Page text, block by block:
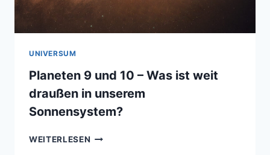
UNIVERSUM
Planeten 9 und 10 – Was ist weit
draußen in unserem
Sonnensystem?
WEITERLESEN PLANETEN